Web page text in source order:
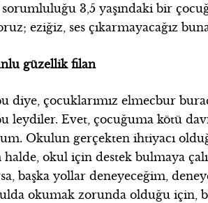
3,5 yaşındaki bir
eziğiz, ses çıkarmayacağız
güzellik filan
diye, çocuklarımız elmecbur
leydiler. Evet, çocuğuma kötü
Okulun gerçekten ihtiyacı
okul için destek bulmaya
başka yollar deneyeceğim,
okumak zorunda olduğu için,